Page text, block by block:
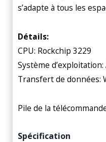
s’adapte à tous les
Détails:
CPU: Rockchip 3229
Système d’exploitation:
Transfert de données:
Pile de la
Spécification